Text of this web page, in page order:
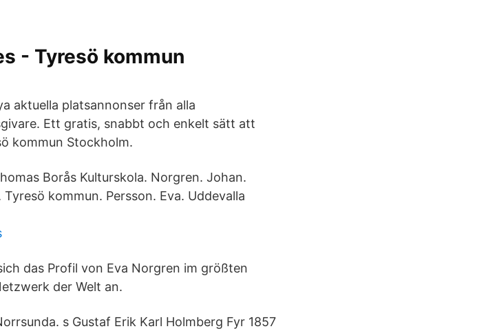
- Tyresö kommun
aktuella platsannonser från alla
Ett gratis, snabbt och enkelt sätt att
kommun Stockholm.
Borås Kulturskola. Norgren. Johan.
Tyresö kommun. Persson. Eva. Uddevalla
das Profil von Eva Norgren im größten
der Welt an.
s Gustaf Erik Karl Holmberg Fyr 1857